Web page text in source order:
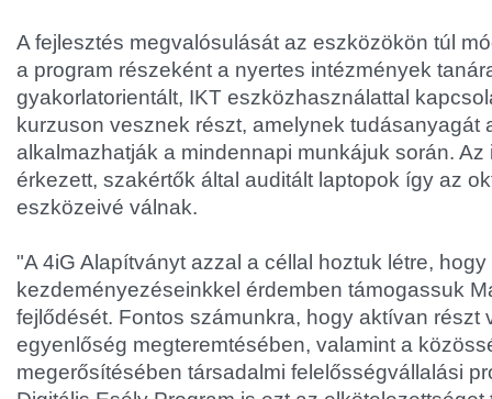
A fejlesztés megvalósulását az eszközökön túl
a program részeként a nyertes intézmények
gyakorlatorientált, IKT eszközhasználattal
kurzuson vesznek részt, amelynek tudásanyagát
alkalmazhatják a mindennapi munkájuk során.
érkezett, szakértők által auditált laptopok így az
eszközeivé válnak.
"A 4iG Alapítványt azzal a céllal hoztuk létre, hogy
kezdeményezéseinkkel érdemben támogassuk
fejlődését. Fontos számunkra, hogy aktívan részt
egyenlőség megteremtésében, valamint a
megerősítésében társadalmi felelősségvállalási